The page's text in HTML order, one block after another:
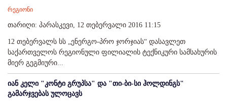
რეგიონი
თარიღი: პარასკევი, 12 თებერვალი 2016 11:15
12 თებერვალს სს „ენერგო-პრო ჯორჯიას“ დასავლეთ
საქართველოს რეგიონული ფილიალის ტექნიკური სამსახურის
მიერ გეგმიური...
იან კელი "კონტი გრუპსა" და "თი-ბი-სი ჰოლდინგს"
გამარჯვებას ულოცავს